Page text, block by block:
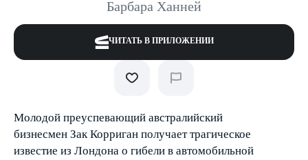
Барбара Ханней
ЧИТАТЬ В ПРИЛОЖЕНИИ
Молодой преуспевающий австралийский
бизнесмен Зак Корриган получает трагическое
известие из Лондона о гибели в автомобильной